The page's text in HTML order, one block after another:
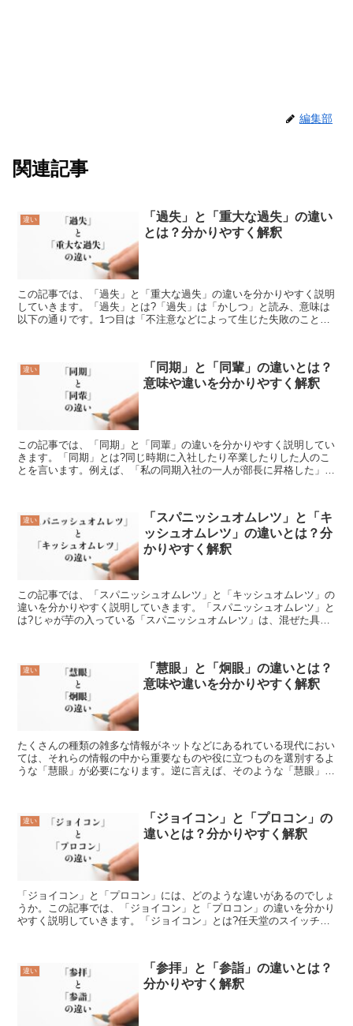
編集部
関連記事
違い
「過失」と「重大な過失」の違い
とは？分かりやすく解釈
この記事では、「過失」と「重大な過失」の違いを分かりやすく説明
していきます。「過失」とは?「過失」は「かしつ」と読み、意味は
以下の通りです。1つ目は「不注意などによって生じた失敗のこと」
違い
「同期」と「同輩」の違いとは？
意味や違いを分かりやすく解釈
この記事では、「同期」と「同輩」の違いを分かりやすく説明してい
きます。「同期」とは?同じ時期に入社したり卒業したりした人のこ
とを言います。例えば、「私の同期入社の一人が部長に昇格した」と
違い
「スパニッシュオムレツ」と「キ
ッシュオムレツ」の違いとは？分
かりやすく解釈
この記事では、「スパニッシュオムレツ」と「キッシュオムレツ」の
違いを分かりやすく説明していきます。「スパニッシュオムレツ」と
は?じゃが芋の入っている「スパニッシュオムレツ」は、混ぜた具材
違い
「慧眼」と「炯眼」の違いとは？
意味や違いを分かりやすく解釈
たくさんの種類の雑多な情報がネットなどにあるれている現代におい
ては、それらの情報の中から重要なものや役に立つものを選別するよ
うな「慧眼」が必要になります。逆に言えば、そのような「慧眼」が
違い
「ジョイコン」と「プロコン」の
違いとは？分かりやすく解釈
「ジョイコン」と「プロコン」には、どのような違いがあるのでしょ
うか。この記事では、「ジョイコン」と「プロコン」の違いを分かり
やすく説明していきます。「ジョイコン」とは?任天堂のスイッチを
違い
「参拝」と「参詣」の違いとは？
分かりやすく解釈